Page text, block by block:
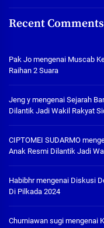
Recent Comments
Pak Jo mengenai Muscab
Raihan 2 Suara
Jeng y mengenai Sejarah
Dilantik Jadi Wakil Rakyat
CIPTOMEI SUDARMO
Anak Resmi Dilantik Jadi
Habibhrmengenai Diskusi
Di Pilkada 2024
Churniawan sugi mengenai